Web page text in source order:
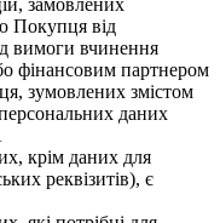
Покупця від
вимоги вчинення
фінансовим партнером
зумовлених змістом
даних
крім даних для
реквізитів), є